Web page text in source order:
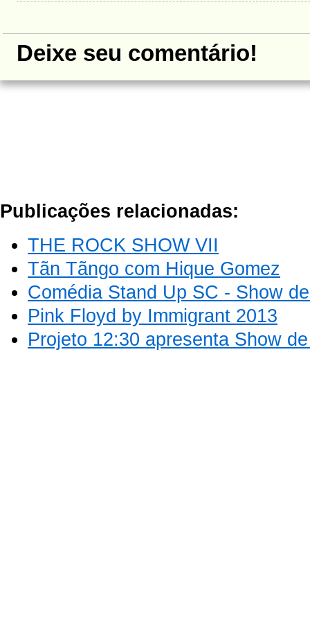
Deixe seu comentário!
Publicações relacionadas:
THE ROCK SHOW VII
Tãn Tãngo com Hique Gomez
Comédia Stand Up SC - Show
Pink Floyd by Immigrant 2013
Projeto 12:30 apresenta Show